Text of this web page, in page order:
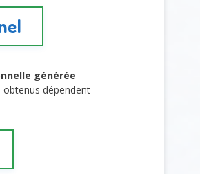
générée
obtenus dépendent